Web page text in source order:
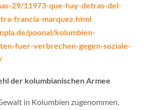
29/11973-que-hay-detras-del-
francia-marquez.html
poonal/kolumbien-
fuer-verbrechen-gegen-soziale-
der kolumbianischen Armee
in Kolumbien zugenommen,